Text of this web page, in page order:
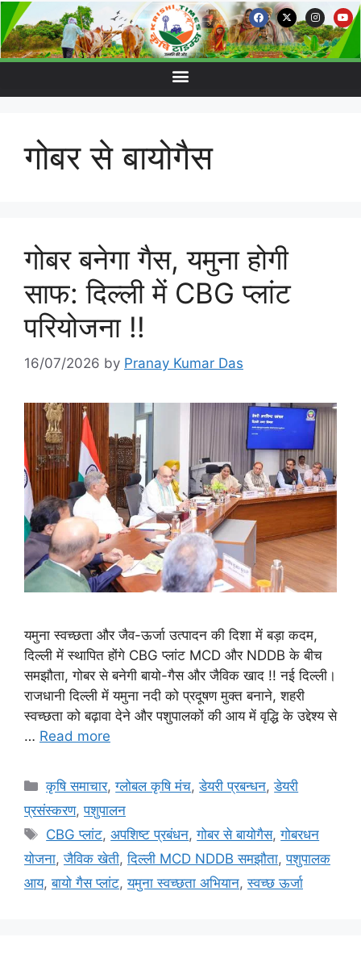
गोबर से बायोगैस
गोबर बनेगा गैस, यमुना होगी
साफ: दिल्ली में CBG प्लांट
परियोजना !!
16/07/2026 by Pranay Kumar Das
यमुना स्वच्छता और जैव-ऊर्जा उत्पादन की दिशा में बड़ा कदम,
दिल्ली में स्थापित होंगे CBG प्लांट MCD और NDDB के बीच
समझौता, गोबर से बनेगी बायो-गैस और जैविक खाद !! नई दिल्ली।
राजधानी दिल्ली में यमुना नदी को प्रदूषण मुक्त बनाने, शहरी
स्वच्छता को बढ़ावा देने और पशुपालकों की आय में वृद्धि के उद्देश्य से
… Read more
कृषि समाचार,ग्लोबल कृषि मंच,डेयरी प्रबन्धन,डेयरी
प्रसंस्करण,पशुपालन
CBG प्लांट,अपशिष्ट प्रबंधन,गोबर से बायोगैस,गोबरधन
योजना,जैविक खेती,दिल्ली MCD NDDB समझौता,पशुपालक
आय,बायो गैस प्लांट,यमुना स्वच्छता अभियान,स्वच्छ ऊर्जा